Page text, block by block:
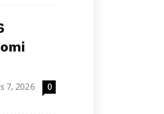
7, 2026 0